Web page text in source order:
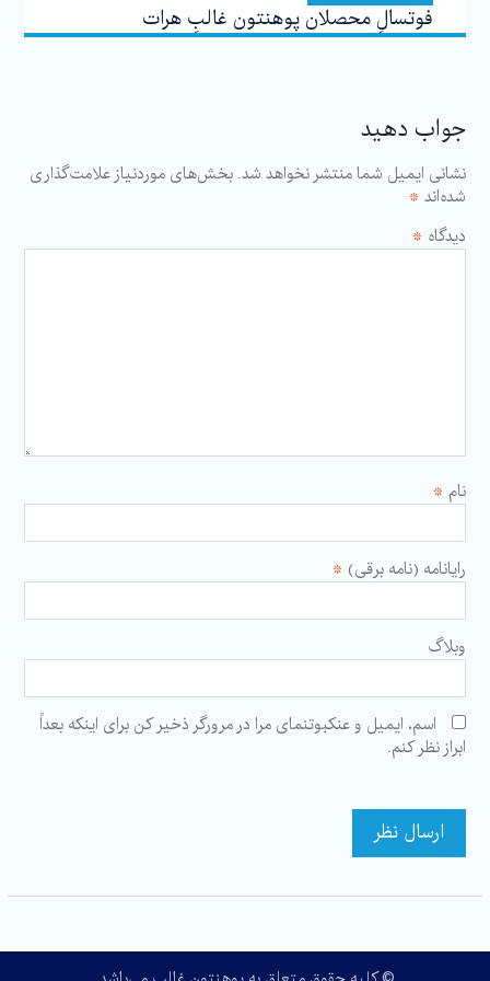
فوتسالِ ‌محصلان پوهنتون غالبِ هرات
جواب دهید
نشانی ایمیل شما منتشر نخواهد شد. بخش‌های موردنیاز علامت‌گذاری
شده‌اند *
دیدگاه *
نام *
رایانامه (نامه برقی) *
وبلاگ
اسم، ایمیل و عنکبوتنمای مرا در مرورگر ذخیر کن برای اینکه بعداً
ابراز نظر کنم.